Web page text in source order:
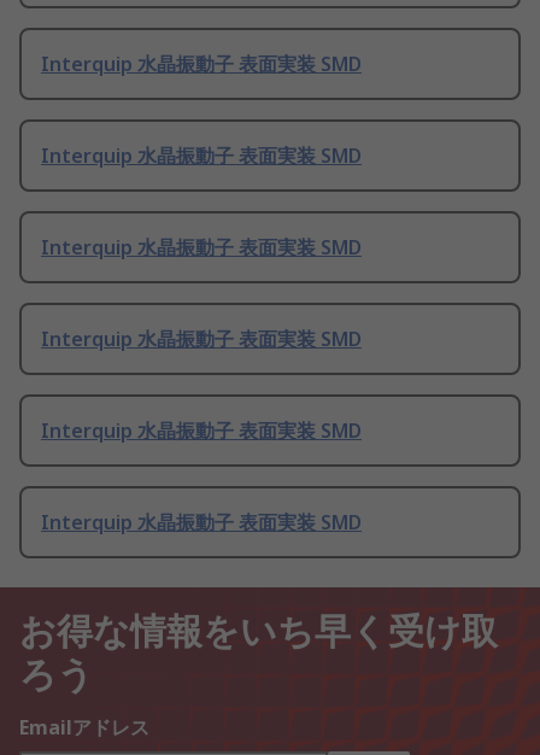
Interquip 水晶振動子 表面実装 SMD
Interquip 水晶振動子 表面実装 SMD
Interquip 水晶振動子 表面実装 SMD
Interquip 水晶振動子 表面実装 SMD
Interquip 水晶振動子 表面実装 SMD
Interquip 水晶振動子 表面実装 SMD
お得な情報をいち早く受け取
ろう
Emailアドレス